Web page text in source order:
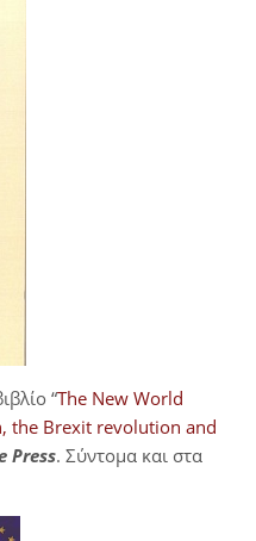
“The New World
the Brexit revolution and
Press. Σύντομα και στα